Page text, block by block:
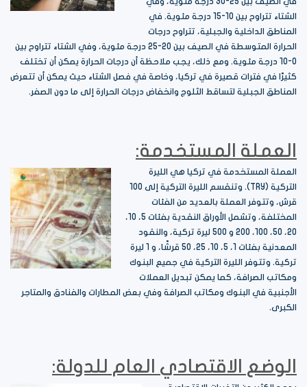
الشتاء تتراوح بين 10-15 درجة مئوية. في
المناطق الداخلية والجبلية، تتراوح درجات
الحرارة المتوسطة في الصيف بين 20-25 درجة مئوية، وفي الشتاء تتراوح بين
0-10 درجة مئوية. ومع ذلك، يجب ملاحظة أن درجات الحرارة يمكن أن تختلف
كثيرًا في فترات قصيرة في تركيا، وخاصة في فصل الشتاء حيث يمكن أن تتعرض
المناطق الجبلية لتساقط الثلوج وانخفاض درجات الحرارة إلى ما دون الصفر.
العملة المستخدمة:
العملة المستخدمة في تركيا هي الليرة
التركية (TRY). وتنقسم الليرة التركية إلى 100
قرش، وتتوفر العملة بالعديد من الفئات
المختلفة، وتشمل الأوراق النقدية بفئات 5، 10،
20، 50، 100، 200 و 500 ليرة تركية، والنقود
المعدنية بفئات 1، 5، 10، 25، 50 قرشًا، و 1 ليرة
تركية. وتتوفر الليرة التركية في جميع البنوك
ومكاتب الصرافة، كما يمكن تبديل العملات
الأجنبية في البنوك ومكاتب الصرافة وفي بعض المطارات والفنادق والمتاجر
الكبرى.
الوضع الاقتصادي العام للدولة: